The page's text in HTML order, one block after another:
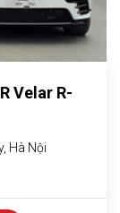
Velar R-
Hà Nội